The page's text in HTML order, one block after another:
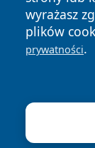
wyrażasz
plików
prywatności.
News